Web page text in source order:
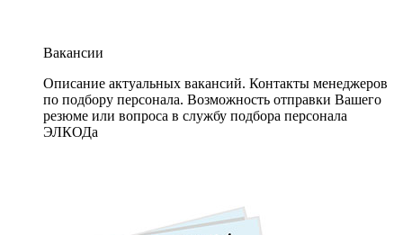
Вакансии
Описание актуальных вакансий. Контакты менеджеров
по подбору персонала. Возможность отправки Вашего
резюме или вопроса в службу подбора персонала
ЭЛКОДа